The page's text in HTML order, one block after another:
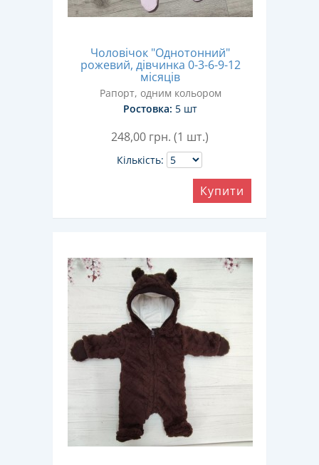
Чоловічок "Однотонний"
рожевий, дівчинка 0-3-6-9-12
місяців
Рапорт, одним кольором
Ростовка: 5 шт
248,00 грн. (1 шт.)
Кількість:
Купити